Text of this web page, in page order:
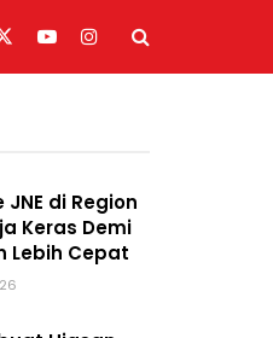
di Region
Keras Demi
Lebih Cepat